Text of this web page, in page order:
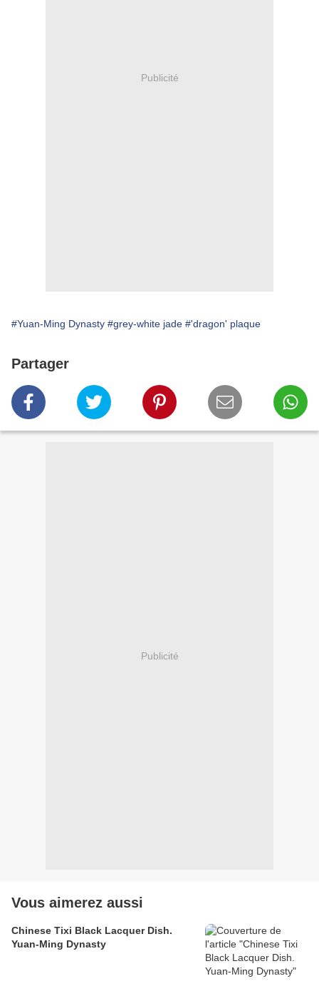
Publicité
#Yuan-Ming Dynasty #grey-white jade #'dragon' plaque
Partager
Publicité
Vous aimerez aussi
Chinese Tixi Black Lacquer Dish.
Yuan-Ming Dynasty